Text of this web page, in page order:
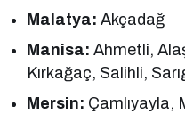
Malatya: Akçadağ
Manisa:Ahmetli,
Kırkağaç, Salihli,
Mersin: Çamlıyayla,